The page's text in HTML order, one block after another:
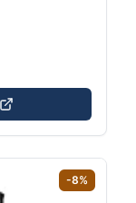
-8%